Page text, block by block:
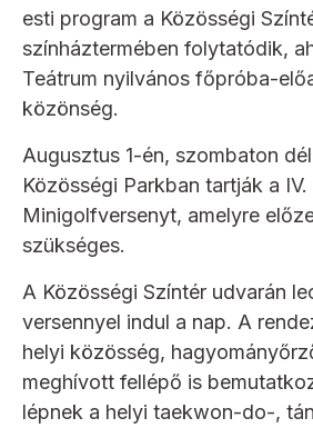
esti program a Közösségi
színháztermében folytatódik,
Teátrum nyilvános főpróba-
közönség.
Augusztus 1-én, szombaton
Közösségi Parkban tartják a
Minigolfversenyt, amelyre
szükséges.
A Közösségi Színtér udvarán
versennyel indul a nap. A
helyi közösség,
meghívott fellépő is
lépnek a helyi taekwon-do-,